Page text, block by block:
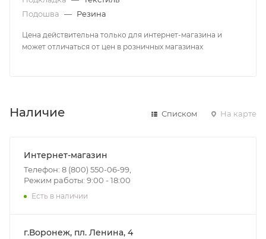
Подошва — Резина
Цена действительна только для интернет-магазина и
может отличаться от цен в розничных магазинах
Наличие Списком На карте
Интернет-магазин
Телефон: 8 (800) 550-06-99,
Режим работы: 9:00 - 18:00
Есть в наличии
г.Воронеж, пл. Ленина, 4